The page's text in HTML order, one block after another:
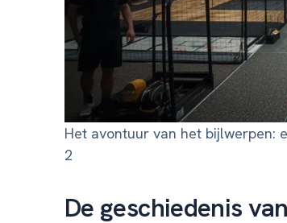
Het avontuur van het bijlwerpen:
2
De geschiedenis